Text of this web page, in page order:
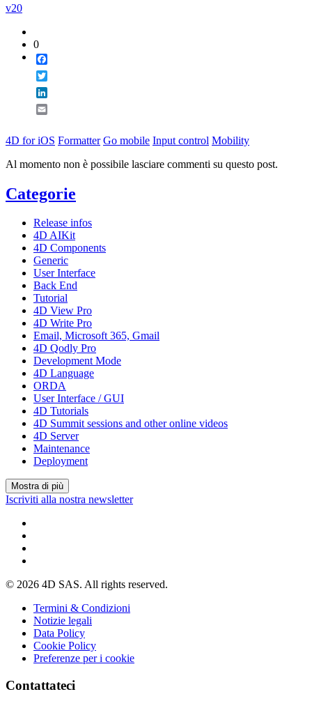
v20
0
4D for iOS Formatter Go mobile Input control Mobility
Al momento non è possibile lasciare commenti su questo post.
Categorie
Release infos
4D AIKit
4D Components
Generic
User Interface
Back End
Tutorial
4D View Pro
4D Write Pro
Email, Microsoft 365, Gmail
4D Qodly Pro
Development Mode
4D Language
ORDA
User Interface / GUI
4D Tutorials
4D Summit sessions and other online videos
4D Server
Maintenance
Deployment
Mostra di più
Iscriviti alla nostra newsletter
© 2026 4D SAS. All rights reserved.
Termini & Condizioni
Notizie legali
Data Policy
Cookie Policy
Preferenze per i cookie
Contattateci